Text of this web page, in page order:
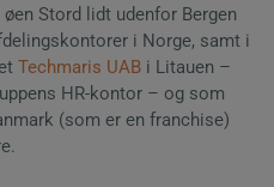
Stord lidt udenfor Bergen
i Norge, samt i
Techmaris UAB i Litauen –
HR-kontor – og som
(som er en franchise)